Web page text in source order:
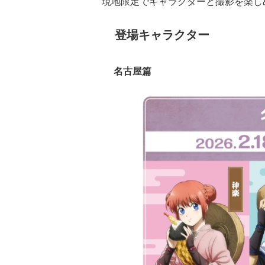
登場キャラクター
名古屋篇